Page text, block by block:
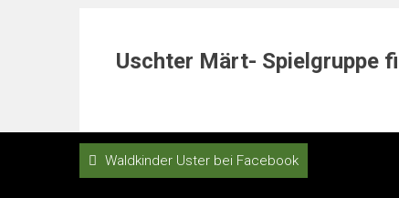
Uschter Märt- Spielgruppe
Waldkinder Uster bei Facebook